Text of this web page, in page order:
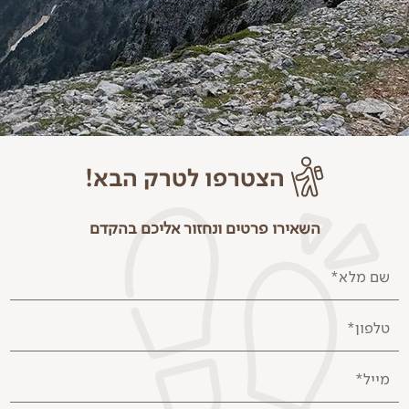
הוצאות אישיות
טיפ למדריך הישראלי
באשראי עד 3 תשלומים או בהעברה בנקאית).
הערות נוספות
עשויים להיות שינויים במסלול בהתאם לשינויי מזג האוויר
ושיקולי המדריך בשטח. אנא הבנתכם.
ושל חבריו לקבוצה.
ההשתתפות בטיול היא מתחילתו ועד סופו. אין אפשרות
גיל המטיילים המינימלי הינו 18.
מדיניות ביטולים
אשראי של המקדמה (2%).
הצטרפו לטרק הבא!
השאירו פרטים ונחזור אליכם בהקדם
שם מלא*
טלפון*
מייל*